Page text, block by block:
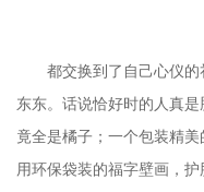
都交换到了自己心仪
东东。话说恰好时的人真
竟全是橘子；一个包装精
用环保袋装的福字壁画，